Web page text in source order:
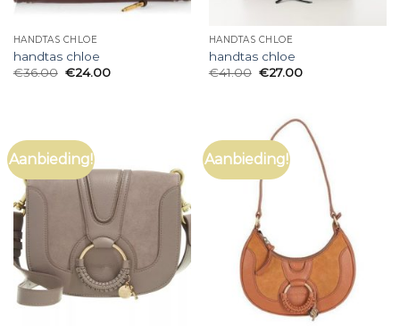
HANDTAS CHLOE
handtas chloe
€36.00 €24.00
HANDTAS CHLOE
handtas chloe
€41.00 €27.00
Aanbieding! Aanbieding!